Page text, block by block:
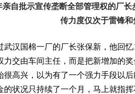
自批示宣传垄断全部管理权的厂
传力度仅次于雷锋和
武汉国棉一厂的厂长张保新，他回忆
力交由车间主任，而是把新增加的
很高兴，以为有了一个强力手段以
的状况只持续了一个月，马上就指